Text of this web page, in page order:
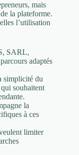
mais
la plateforme.
l’utilisation
SARL,
adaptés
simplicité du
souhaitent
la
à ces
limiter